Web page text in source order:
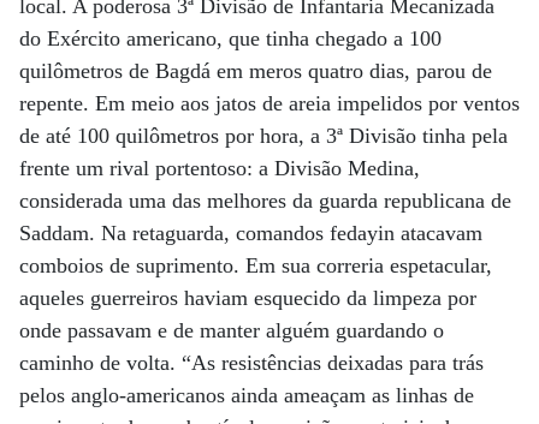
local. A poderosa 3ª Divisão de Infantaria Mecanizada
do Exército americano, que tinha chegado a 100
quilômetros de Bagdá em meros quatro dias, parou de
repente. Em meio aos jatos de areia impelidos por ventos
de até 100 quilômetros por hora, a 3ª Divisão tinha pela
frente um rival portentoso: a Divisão Medina,
considerada uma das melhores da guarda republicana de
Saddam. Na retaguarda, comandos fedayin atacavam
comboios de suprimento. Em sua correria espetacular,
aqueles guerreiros haviam esquecido da limpeza por
onde passavam e de manter alguém guardando o
caminho de volta. “As resistências deixadas para trás
pelos anglo-americanos ainda ameaçam as linhas de